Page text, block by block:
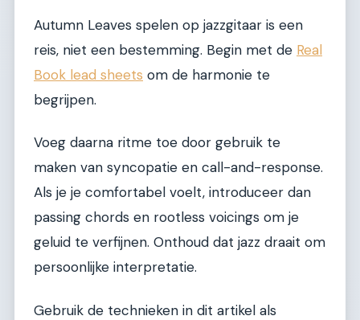
Autumn Leaves spelen op jazzgitaar is een
reis, niet een bestemming. Begin met de Real
Book lead sheets om de harmonie te
begrijpen.
Voeg daarna ritme toe door gebruik te
maken van syncopatie en call-and-response.
Als je je comfortabel voelt, introduceer dan
passing chords en rootless voicings om je
geluid te verfijnen. Onthoud dat jazz draait om
persoonlijke interpretatie.
Gebruik de technieken in dit artikel als